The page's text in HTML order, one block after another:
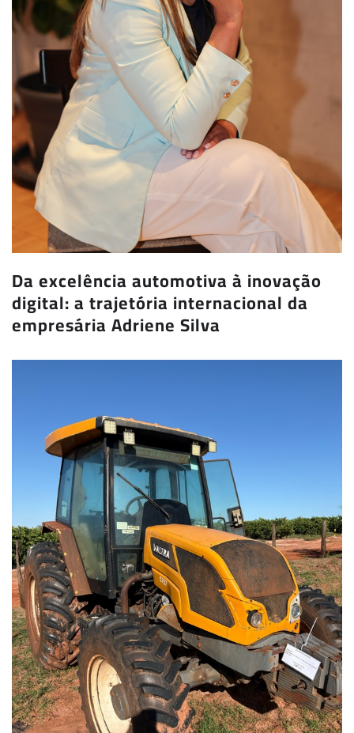
Da excelência automotiva à inovação
digital: a trajetória internacional da
empresária Adriene Silva